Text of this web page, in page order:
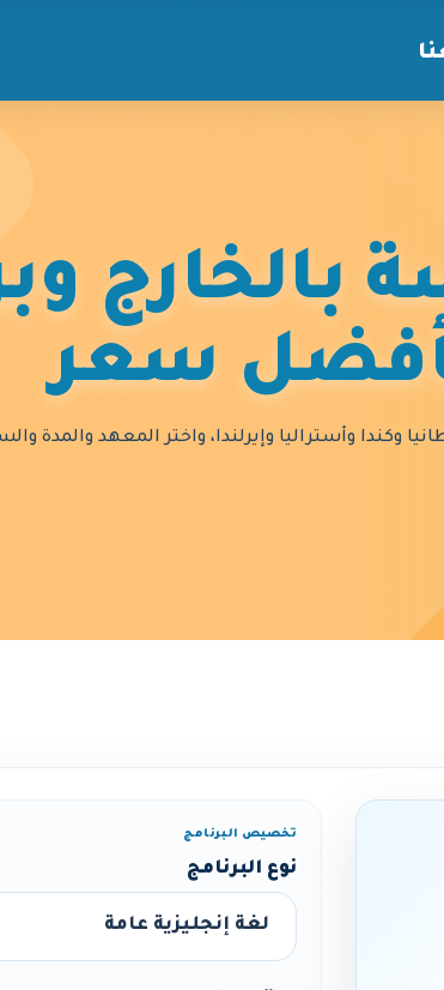
بالخارج
سعر
وكندا وأستراليا وإيرلندا، واختر المعهد والمدة
تخصيص البرنامج
نوع البرنامج